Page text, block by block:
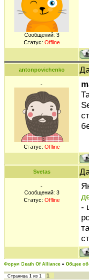
Сообщений: 3
Статус: Offline
antonpovichenko
-
Статус: Offline
Svetas
-
Сообщений: 3
Статус: Offline
-
Форум Death Of Alliance » Общее
Страница 1 из 1 1